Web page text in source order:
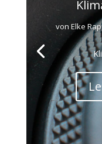
vonElke